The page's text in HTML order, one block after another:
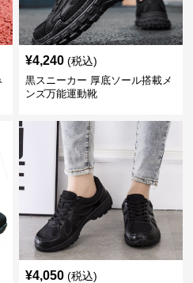
¥4,240 (税込)
黒スニーカー 厚底ソール搭載メ
ンズ万能運動靴
¥4,050 (税込)